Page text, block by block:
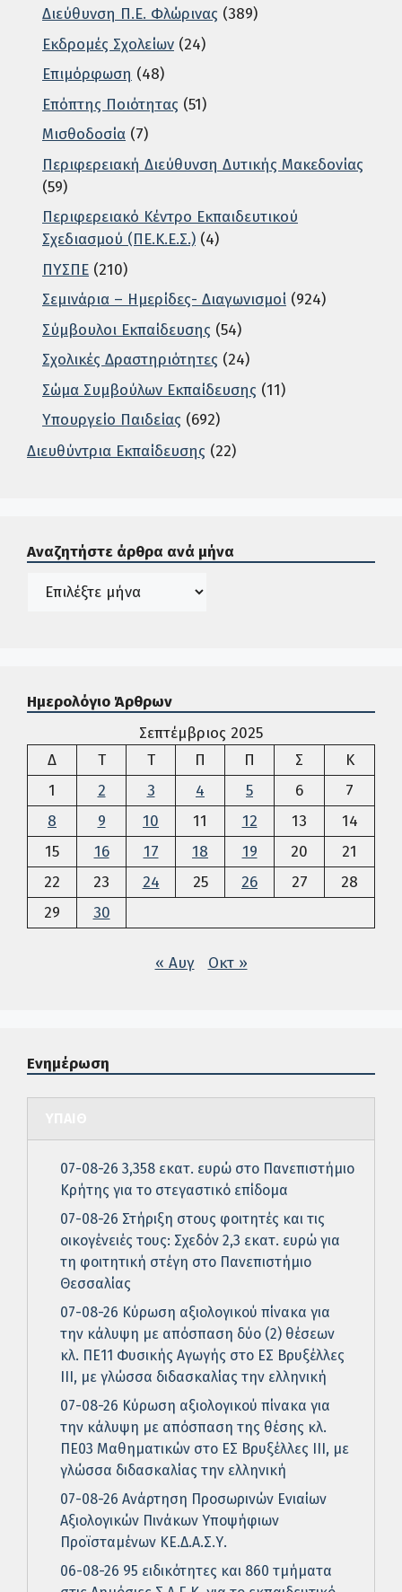
Διεύθυνση Π.Ε. Φλώρινας (389)
Εκδρομές Σχολείων (24)
Επιμόρφωση (48)
Επόπτης Ποιότητας (51)
Μισθοδοσία (7)
Περιφερειακή Διεύθυνση Δυτικής Μακεδονίας
(59)
Περιφερειακό Κέντρο Εκπαιδευτικού
Σχεδιασμού (ΠΕ.Κ.Ε.Σ.) (4)
ΠΥΣΠΕ (210)
Σεμινάρια – Ημερίδες- Διαγωνισμοί (924)
Σύμβουλοι Εκπαίδευσης (54)
Σχολικές Δραστηριότητες (24)
Σώμα Συμβούλων Εκπαίδευσης (11)
Υπουργείο Παιδείας (692)
Διευθύντρια Εκπαίδευσης (22)
Αναζητήστε άρθρα ανά μήνα
Ιστορικό
Ημερολόγιο Άρθρων
Σεπτέμβριος 2025
ΔΔευτέρα
ΤΤρίτη ΤΤετάρτη
Π Πέμπτη
Π Παρασκευή
Σ Σάββατο
Κ
1
2 3 4 5 6
7
8
9 10 11 12 13
14
15
16 17 18 19 20
21
22
23 24 25 26 27
28
29
30
« Αυγ Οκτ »
Ενημέρωση
07-08-26 3,358 εκατ. ευρώ στο Πανεπιστήμιο
Κρήτης για το στεγαστικό επίδομα
07-08-26 Στήριξη στους φοιτητές και τις
οικογένειές τους: Σχεδόν 2,3 εκατ. ευρώ για
τη φοιτητική στέγη στο Πανεπιστήμιο
Θεσσαλίας
07-08-26 Κύρωση αξιολογικού πίνακα για
την κάλυψη με απόσπαση δύο (2) θέσεων
κλ. ΠΕ11 Φυσικής Αγωγής στο ΕΣ Βρυξέλλες
ΙΙΙ, με γλώσσα διδασκαλίας την ελληνική
07-08-26 Κύρωση αξιολογικού πίνακα για
την κάλυψη με απόσπαση της θέσης κλ.
ΠΕ03 Μαθηματικών στο ΕΣ Βρυξέλλες ΙΙΙ, με
γλώσσα διδασκαλίας την ελληνική
07-08-26 Ανάρτηση Προσωρινών Ενιαίων
Αξιολογικών Πινάκων Υποψήφιων
Προϊσταμένων ΚΕ.Δ.Α.Σ.Υ.
06-08-26 95 ειδικότητες και 860 τμήματα